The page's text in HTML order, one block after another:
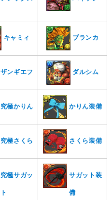
キャミィ ブランカ
ザンギエフ ダルシム
究極かりん かりん装備
究極さくら さくら装備
究極サガッ
ト
サガット装
備